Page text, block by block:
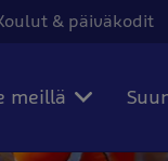
& päiväkodit
meillä